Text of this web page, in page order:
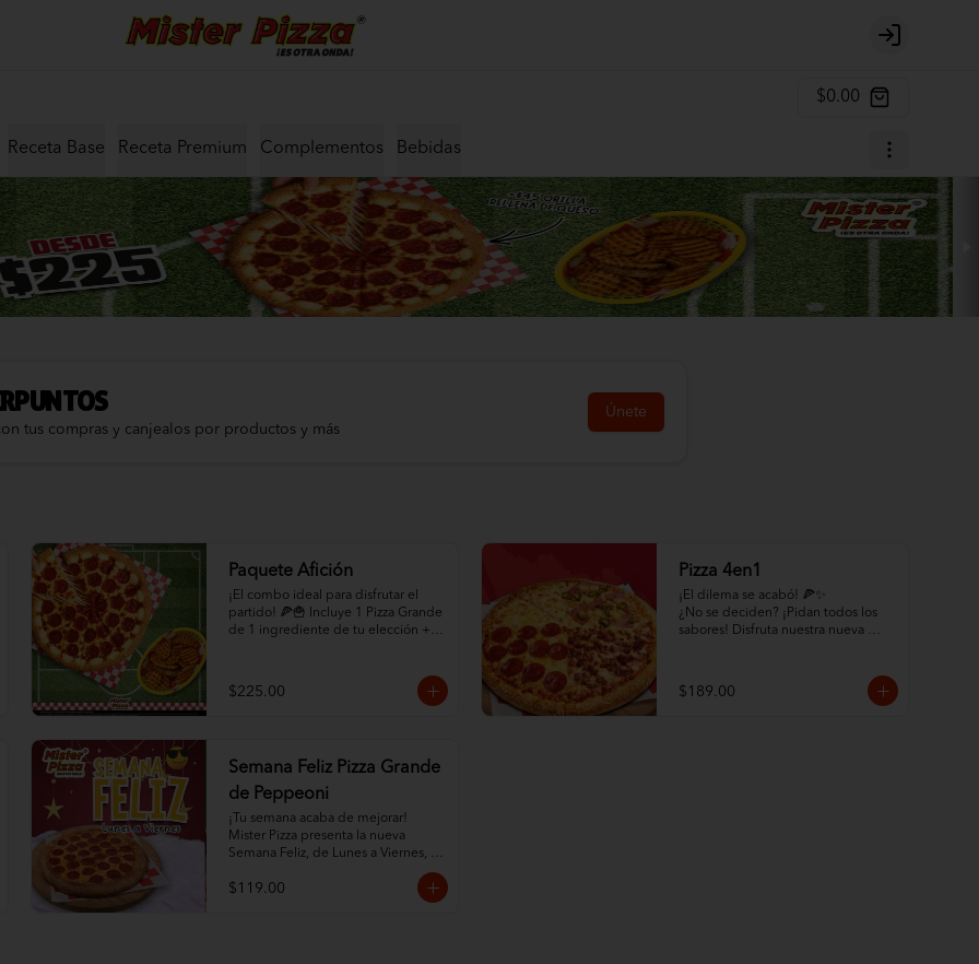
Login
$0.00
Receta Base Receta Premium Complementos Bebidas
tus compras y canjealos por productos y más
Únete
Paquete Afición
¡El combo ideal para disfrutar el
partido! 🍕🍟 Incluye 1 Pizza Grande
de 1 ingrediente de tu elección + 1
✨ ¡MEJORA TU PAQUETE! ✨
Selecciona la opción "Con Orilla
exclusiva en la compra de este
paquete). ¡Pídelo ya y que empiece
el juego! 🏆
$225.00
Pizza 4en1
¡El dilema se acabó! 🍕✨
¿No se deciden? ¡Pidan todos los
sabores! Disfruta nuestra nueva
de Carne y uno de mucho quesoo.
¡Variedad total por solo $189!
$189.00
Semana Feliz Pizza Grande
de Peppeoni
¡Tu semana acaba de mejorar!
Mister Pizza presenta la nueva
Semana Feliz, de Lunes a Viernes,
donde podrás disfrutar de una Pizza
Grande de Pepperoni por un precio
especial, durante todo el día, desde
$119.00